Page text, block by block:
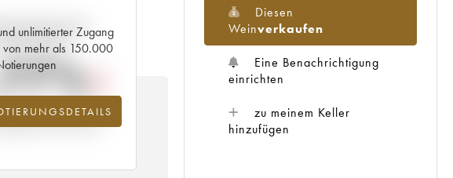
unlimitierter Zugang
von mehr als 150.000
Entwicklung der
Jahrgangs 2005 im Jahr
zum Jahr 2025
Diesen
Weinverkaufen
Eine Benachrichtigung
einrichten
zu meinem Keller
hinzufügen